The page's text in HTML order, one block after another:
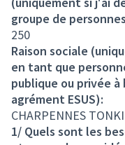
groupe de
250
Raison sociale
en tant que
publique ou privée
agrément ESUS):
CHARPENNES
1/ Quels sont les